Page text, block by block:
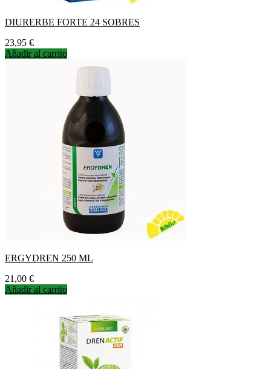
DIURERBE FORTE 24 SOBRES
Precio
23,95 €
Añadir al carrito
ERGYDREN 250 ML
Precio
21,00 €
Añadir al carrito